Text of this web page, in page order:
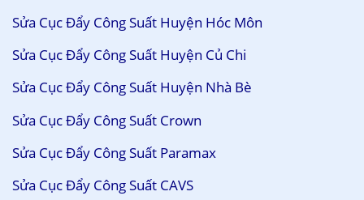
Sửa Cục Đẩy Công Suất Huyện Hóc Môn
Sửa Cục Đẩy Công Suất Huyện Củ Chi
Sửa Cục Đẩy Công Suất Huyện Nhà Bè
Sửa Cục Đẩy Công Suất Crown
Sửa Cục Đẩy Công Suất Paramax
Sửa Cục Đẩy Công Suất CAVS